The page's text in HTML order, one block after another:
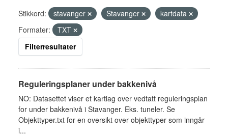
Stikkord: stavanger Stavanger
kartdata
Formater:
TXT
Filterresultater
Reguleringsplaner under bakkenivå
NO: Datasettet viser et kartlag over vedtatt reguleringsplan
for under bakkenivå i Stavanger. Eks. tuneler. Se
Objekttyper.txt for en oversikt over objekttyper som inngår
i...